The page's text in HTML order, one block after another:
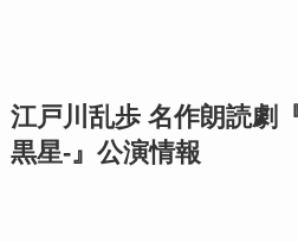
江戸川乱歩 名作朗読劇
黒星-』公演情報